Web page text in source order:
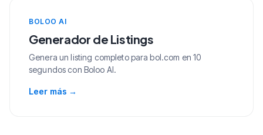
BOLOO AI
Generador de Listings
Genera un listing completo para bol.com en 10
segundos con Boloo AI.
Leer más →